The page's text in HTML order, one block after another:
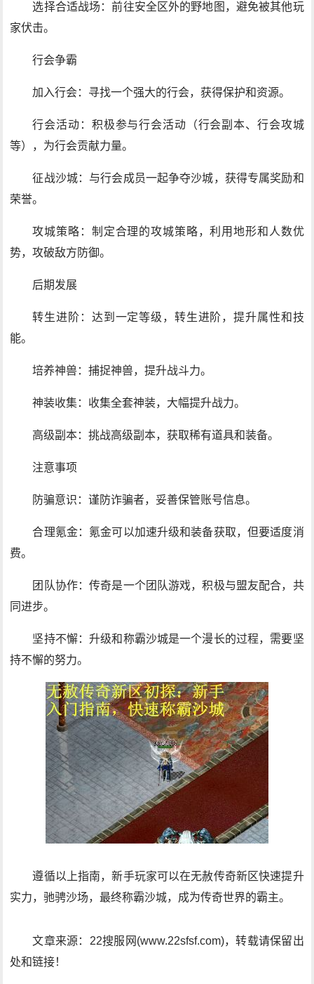
选择合适战场：前往安全区外的野地图，避免被其他玩
家伏击。
行会争霸
加入行会：寻找一个强大的行会，获得保护和资源。
行会活动：积极参与行会活动（行会副本、行会攻城
等），为行会贡献力量。
征战沙城：与行会成员一起争夺沙城，获得专属奖励和
荣誉。
攻城策略：制定合理的攻城策略，利用地形和人数优
势，攻破敌方防御。
后期发展
转生进阶：达到一定等级，转生进阶，提升属性和技
能。
培养神兽：捕捉神兽，提升战斗力。
神装收集：收集全套神装，大幅提升战力。
高级副本：挑战高级副本，获取稀有道具和装备。
注意事项
防骗意识：谨防诈骗者，妥善保管账号信息。
合理氪金：氪金可以加速升级和装备获取，但要适度消
费。
团队协作：传奇是一个团队游戏，积极与盟友配合，共
同进步。
坚持不懈：升级和称霸沙城是一个漫长的过程，需要坚
持不懈的努力。
遵循以上指南，新手玩家可以在无赦传奇新区快速提升
实力，驰骋沙场，最终称霸沙城，成为传奇世界的霸主。
文章来源：22搜服网(www.22sfsf.com)，转载请保留出
处和链接！